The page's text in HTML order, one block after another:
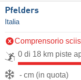
Pfelders
Italia
Comprensorio
0 di 18 km piste
- cm (in quota)